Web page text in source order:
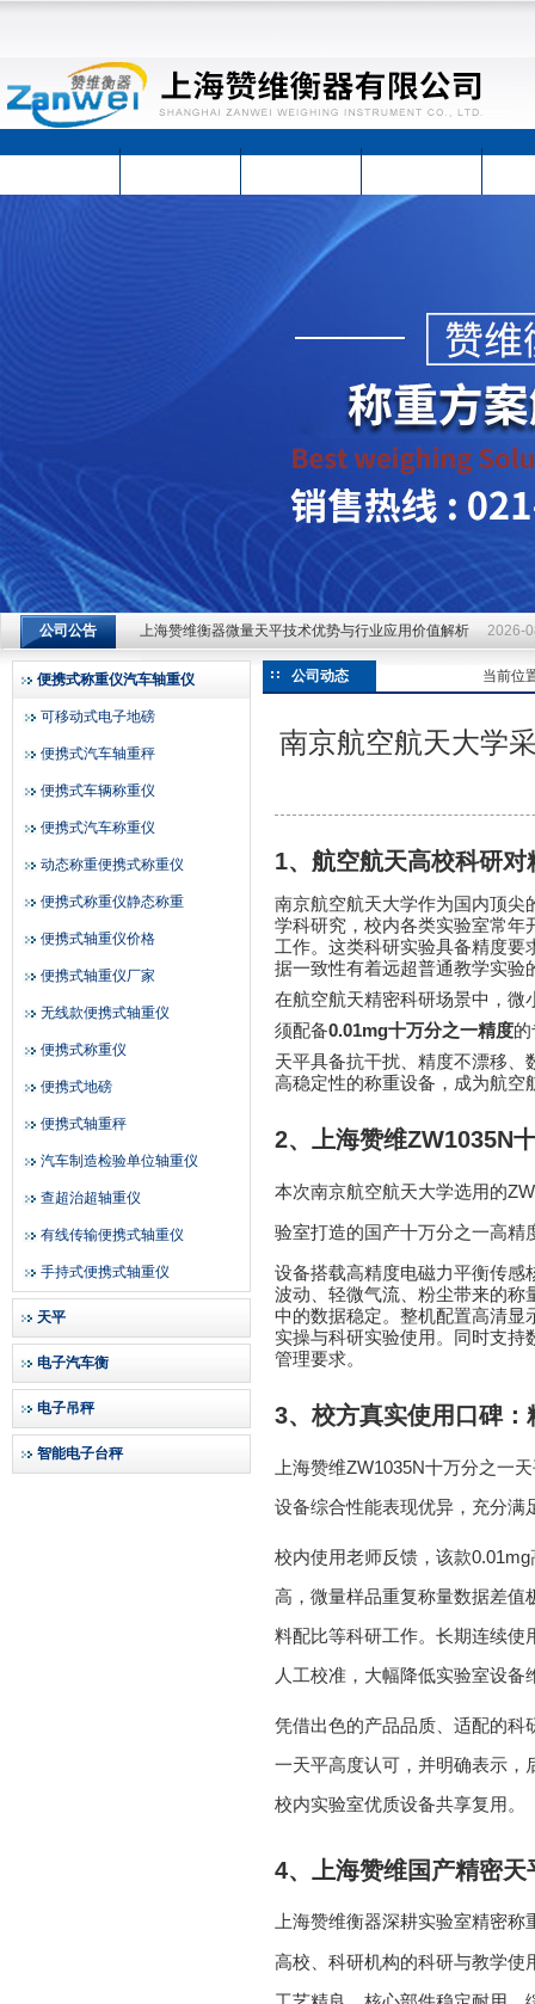
上海赞维衡器有限公司
公司公告
上海赞维衡器微量天平技术优势与行业应用价值解析 2026-
上海赞维衡器微量天平技术优势与行业应用价值解析 2026-
上海赞维衡器微量天平技术优势与行业应用价值解析 2026-
便携式称重仪汽车轴重仪
可移动式电子地磅
便携式汽车轴重秤
便携式车辆称重仪
便携式汽车称重仪
动态称重便携式称重仪
便携式称重仪静态称重
便携式轴重仪价格
便携式轴重仪厂家
无线款便携式轴重仪
便携式称重仪
便携式地磅
便携式轴重秤
汽车制造检验单位轴重仪
查超治超轴重仪
有线传输便携式轴重仪
手持式便携式轴重仪
天平
电子汽车衡
电子吊秤
智能电子台秤
公司动态 当前位
南京航空航天大学
1、航空航天高校科研
南京航空航天大学作为国内顶尖
学科研究，校内各类实验室常年
工作。这类科研实验具备精度
据一致性有着远超普通教学实验
在航空航天精密科研场景中，微
须配备0.01mg十万分之一精度
天平具备抗干扰、精度不漂移
高稳定性的称重设备，成为航空
2、上海赞维ZW1035N
本次南京航空航天大学选用的
验室打造的国产十万分之一高精
设备搭载高精度电磁力平衡传感
波动、轻微气流、粉尘带来的称
中的数据稳定。整机配置高清显
实操与科研实验使用。同时支
管理要求。
3、校方真实使用口碑
上海赞维ZW1035N十万分之一
设备综合性能表现优异，充分满
校内使用老师反馈，该款0.01mg
高，微量样品重复称量数据差值
料配比等科研工作。长期连续使
人工校准，大幅降低实验室设备
凭借出色的产品品质、适配的科
一天平高度认可，并明确表示，
校内实验室优质设备共享复用。
4、上海赞维国产精密
上海赞维衡器深耕实验室精密
高校、科研机构的科研与教学使